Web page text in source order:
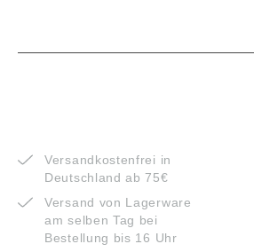
Versandkostenfrei in
Deutschland ab 75€
Versand von Lagerware
am selben Tag bei
Bestellung bis 16 Uhr